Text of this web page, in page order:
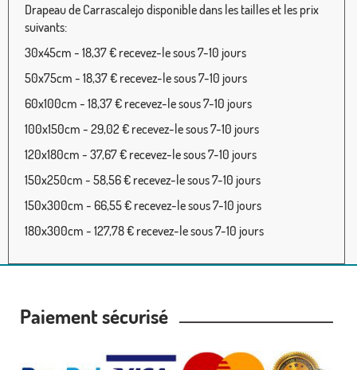
Drapeau de Carrascalejo disponible dans les tailles et les prix
suivants:
30x45cm - 18,37 € recevez-le sous 7-10 jours
50x75cm - 18,37 € recevez-le sous 7-10 jours
60x100cm - 18,37 € recevez-le sous 7-10 jours
100x150cm - 29,02 € recevez-le sous 7-10 jours
120x180cm - 37,67 € recevez-le sous 7-10 jours
150x250cm - 58,56 € recevez-le sous 7-10 jours
150x300cm - 66,55 € recevez-le sous 7-10 jours
180x300cm - 127,78 € recevez-le sous 7-10 jours
Paiement sécurisé